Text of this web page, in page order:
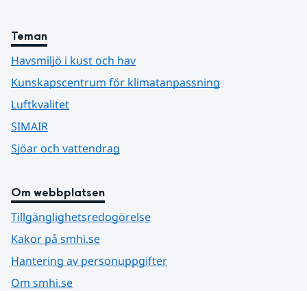
Teman
Havsmiljö i kust och hav
Kunskapscentrum för klimatanpassning
Luftkvalitet
SIMAIR
Sjöar och vattendrag
Om webbplatsen
Tillgänglighetsredogörelse
Kakor på smhi.se
Hantering av personuppgifter
Om smhi.se